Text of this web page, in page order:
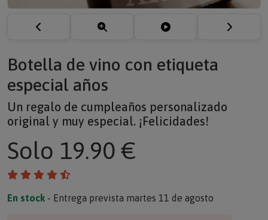
Botella de vino con etiqueta
especial años
Un regalo de cumpleaños personalizado
original y muy especial. ¡Felicidades!
Solo 19.90 €
En stock - Entrega prevista martes 11 de agosto